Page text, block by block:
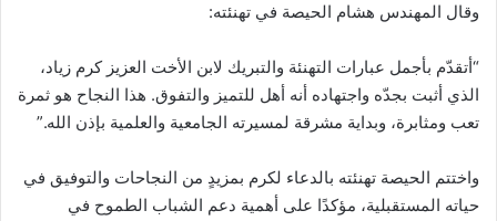
وقال المهندس هشام الحيصة في تهنئته:
“أتقدّم بأجمل عبارات التهنئة والتبريك لابن الأخت العزيز كرم زياد،
الذي أثبت بجدّه واجتهاده أنه أهل للتميز والتفوق. هذا النجاح هو ثمرة
تعب ومثابرة، وبداية مشرقة لمسيرته الجامعية والعلمية بإذن الله.”
واختتم الحيصة تهنئته بالدعاء لكرم بمزيدٍ من النجاحات والتوفيق في
حياته المستقبلية، مؤكدًا على أهمية دعم الشباب الطموح في